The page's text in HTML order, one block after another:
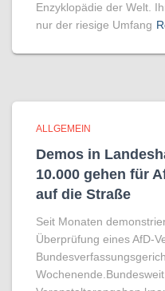
Enzyklopädie der Welt.
nur der riesige Umfang
ALLGEMEIN
Demos in
10.000 gehen für
auf die Straße
Seit Monaten
Überprüfung eines AfD-